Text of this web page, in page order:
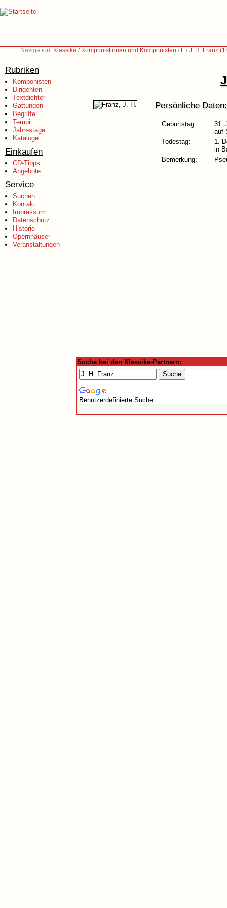
Navigation: Klassika / Komponistinnen und Komponisten / F /J. H. Franz
Rubriken
Komponisten
Dirigenten
Textdichter
Gattungen
Begriffe
Tempi
Jahrestage
Kataloge
Einkaufen
CD-Tipps
Angebote
Service
Suchen
Kontakt
Impressum
Datenschutz
Historie
Opernhäuser
Veranstaltungen
Persönliche Daten:
Geburtstag:
31.
auf
Todestag:
1.
in
Bemerkung:
Suche bei den Klassika-Partnern:
Benutzerdefinierte Suche